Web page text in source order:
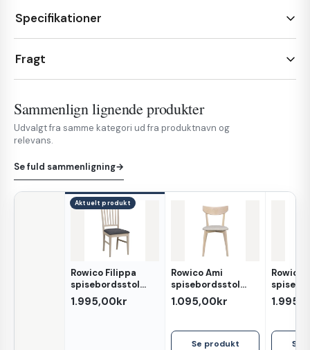
Specifikationer
Fragt
Sammenlign lignende produkter
Udvalgt fra samme kategori ud fra produktnavn og
relevans.
Se fuld sammenligning→
Aktuelt produkt
Rowico Filippa
spisebordsstol
hvidpigmenteret
eg
1.995,00kr
Rowico Ami
spisebordsstol
hvidpigmenteret
eg
1.095,00kr
Se produkt
Rowico
olieret
Se